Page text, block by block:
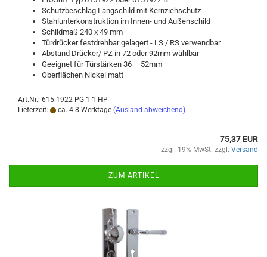
Schutz­be­schlag Lang­schild mit Kern­zieh­schutz
Stahl­un­ter­kon­struk­ti­on im Innen-​ und Au­ßen­schild
Schild­maß 240 x 49 mm
Tür­drü­cker fest­dreh­bar ge­la­gert - LS / RS ver­wend­bar
Ab­stand Drü­cker/ PZ in 72 oder 92mm wähl­bar
Ge­eig­net für Tür­stär­ken 36 – 52mm
Ober­flä­chen Ni­ckel matt
Art.Nr.: 615.1922-PG-1-1-HP
Lieferzeit:
ca. 4-8 Werktage (Ausland abweichend)
75,37 EUR
zzgl. 19% MwSt. zzgl. Versand
ZUM ARTIKEL